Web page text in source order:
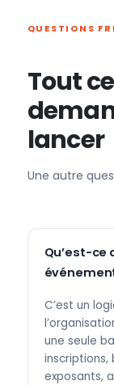
QUESTIONS
Tout
lancer
Une autre
Qu’est-ce
C’est un
une seule
exposants,